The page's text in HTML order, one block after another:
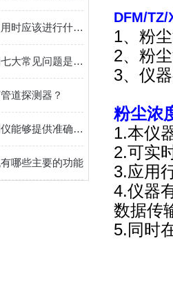
可燃气体检测仪使用时应该进行什么工作
静电粉尘检测仪的七大常见问题是哪些？
道探测器？
环境粉尘浓度检测仪能够提供准确的测量结果
哪些主要的功能
DFM/TZ/
1、粉
2、粉
3、仪
粉尘浓
1.本仪
2.可实
3.应用
4.仪器
数据传
5.同时